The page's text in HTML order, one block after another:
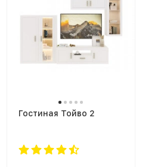
Гостиная Тойво 2